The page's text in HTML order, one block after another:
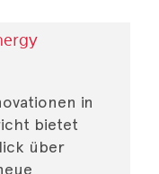
in
bietet
über